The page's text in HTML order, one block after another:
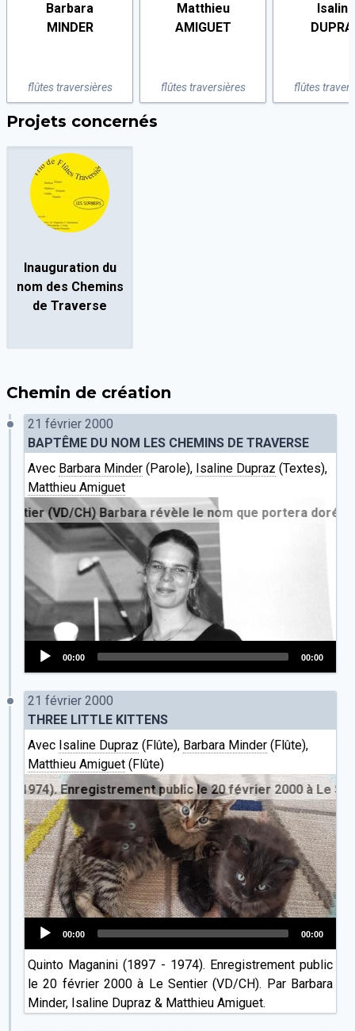
Barbara
MINDER
flûtes traversières
Matthieu
AMIGUET
flûtes traversières
Isaline
flûtes
Projets concernés
Inauguration du
nom des Chemins
de Traverse
Chemin de création
21 février 2000
BAPTÊME DU NOM LES CHEMINS DE TRAVERSE
Avec Barbara Minder (Parole), Isaline Dupraz (Textes),
Matthieu Amiguet
Player
00:00 00:00
Barbara révèle le nom que portera dorénavant
21 février 2000
THREE LITTLE KITTENS
Avec Isaline Dupraz (Flûte), Barbara Minder (Flûte),
Matthieu Amiguet (Flûte)
Audio
Player
00:00 00:00
Enregistrement public le 20 février 2000 à Le Sentier
Quinto Maganini (1897 - 1974). Enregistrement public
le 20 février 2000 à Le Sentier (VD/CH). Par Barbara
Minder, Isaline Dupraz & Matthieu Amiguet.